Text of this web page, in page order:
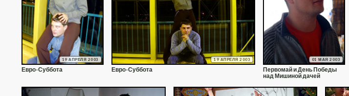
19 АПРЕЛЯ 2003
Евро-Суббота
19 АПРЕЛЯ 2003
Евро-Суббота
01 МАЯ 2003
Первомай и День Победы
над Мишиной дачей